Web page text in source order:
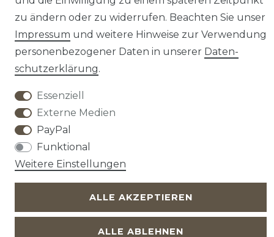
Instagram
Sicher Bezahlen
Widerrufs­recht
Daten­schutz­erklärung
zu ändern oder zu widerrufen. Beachten Sie unser
Impressum und weitere Hinweise zur Verwendung
personenbezogener Daten in unserer Daten­
schutz­erklärung.
Essenziell
Externe Medien
PayPal
Funktional
Weitere Einstellungen
ALLE AKZEPTIEREN
ALLE ABLEHNEN